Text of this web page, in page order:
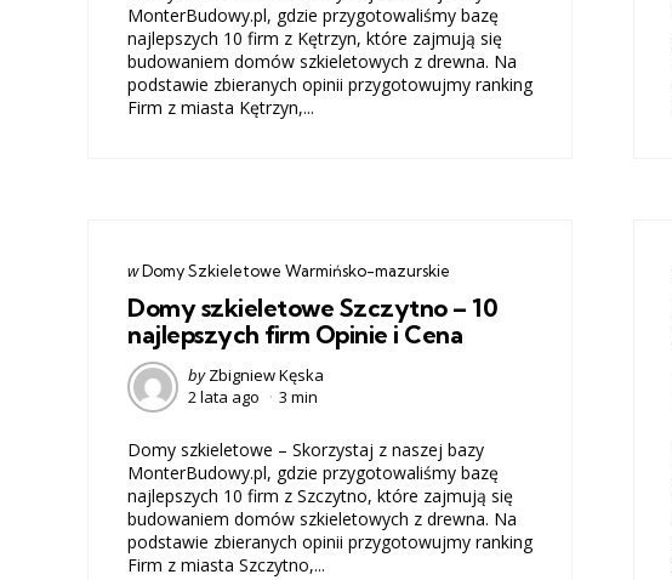
MonterBudowy.pl, gdzie przygotowaliśmy bazę
najlepszych 10 firm z Kętrzyn, które zajmują się
budowaniem domów szkieletowych z drewna. Na
podstawie zbieranych opinii przygotowujmy ranking
Firm z miasta Kętrzyn,...
Categories
post
wDomy Szkieletowe Warmińsko-mazurskie
Domy szkieletowe Szczytno – 10
najlepszych firm Opinie i Cena
Posted
by
by Zbigniew Kęska
2 lata ago
3 min
Domy szkieletowe – Skorzystaj z naszej bazy
MonterBudowy.pl, gdzie przygotowaliśmy bazę
najlepszych 10 firm z Szczytno, które zajmują się
budowaniem domów szkieletowych z drewna. Na
podstawie zbieranych opinii przygotowujmy ranking
Firm z miasta Szczytno,...